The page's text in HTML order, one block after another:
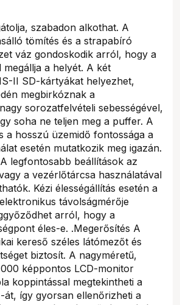
szabadon alkothat. A
tömítés és a strapabíró
váz gondoskodik arról, hogy a
a helyét. A két
II SD-kártyákat helyezhet,
megbirkóznak a
sorozatfelvételi sebességével,
soha ne teljen meg a puffer. A
a hosszú üzemidő fontossága a
esetén mutatkozik meg igazán.
legfontosabb beállítások az
a vezérlőtárcsa használatával
Kézi élességállítás esetén a
távolságmérője
arról, hogy a
éles-e. .Megerősítés A
kereső széles látómezőt és
biztosít. A nagyméretű,
képpontos LCD-monitor
koppintással megtekintheti a
át, így gyorsan ellenőrizheti a